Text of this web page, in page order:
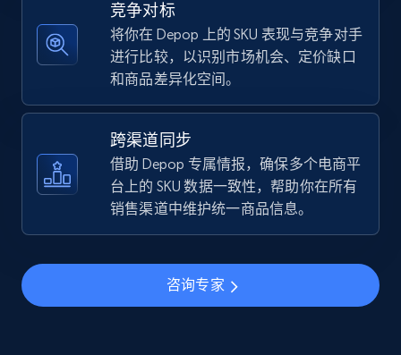
URL, Title, Available, Description, Currency, Initial
price, Final price, Discount percent, and more.
TikTok Shop - discover records by shop url
URL, Title, Available, Description, Currency, Initial
668+
竞争对标
将你在 Depop 上的 SKU 表现与竞争对手
进行比较，以识别市场机会、定价缺口
和商品差异化空间。
跨渠道同步
借助 Depop 专属情报，确保多个电商平
台上的 SKU 数据一致性，帮助你在所有
销售渠道中维护统一商品信息。
咨询专家